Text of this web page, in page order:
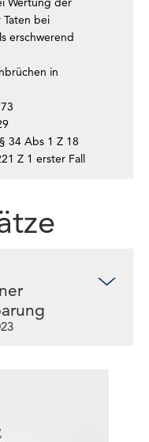
bei
erschwerend
in
34 Abs 1 Z 18
Z 1 erster Fall